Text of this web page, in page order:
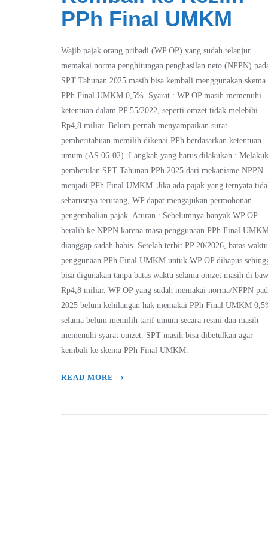
PPh Final UMKM
Wajib pajak orang pribadi (WP OP) yang sudah telanjur
memakai norma penghitungan penghasilan neto (NPPN)
SPT Tahunan 2025 masih bisa kembali menggunakan skema
PPh Final UMKM 0,5%. Syarat : WP OP masih memenuhi
ketentuan dalam PP 55/2022, seperti omzet tidak melebihi
Rp4,8 miliar. Belum pernah menyampaikan surat
pemberitahuan memilih dikenai PPh berdasarkan ketentuan
umum (AS.06-02). Langkah yang harus dilakukan :
pembetulan SPT Tahunan PPh 2025 dari mekanisme NPPN
menjadi PPh Final UMKM. Jika ada pajak yang ternyata
seharusnya terutang, WP dapat mengajukan permohonan
pengembalian pajak. Aturan : Sebelumnya banyak WP OP
beralih ke NPPN karena masa penggunaan PPh Final
dianggap sudah habis. Setelah terbit PP 20/2026, batas waktu
penggunaan PPh Final UMKM untuk WP OP dihapus
bisa digunakan tanpa batas waktu selama omzet masih di
Rp4,8 miliar. WP OP yang sudah memakai norma/NPPN
2025 belum kehilangan hak memakai PPh Final UMKM
selama belum memilih tarif umum secara resmi dan masih
memenuhi syarat omzet. SPT masih bisa dibetulkan agar
kembali ke skema PPh Final UMKM.
READ MORE